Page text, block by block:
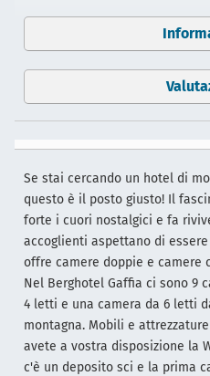
Se stai cercando un hotel di
questo è il posto giusto! Il
forte i cuori nostalgici e fa
accoglienti aspettano di
offre camere doppie e camere
Nel Berghotel Gaffia ci sono 9
4 letti e una camera da 6 letti
montagna. Mobili e
avete a vostra disposizione la
c'è un deposito sci e la prima